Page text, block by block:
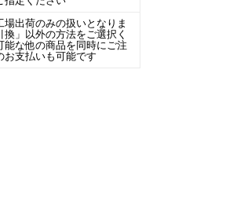
出荷のみの扱いとなりま
」以外の方法をご選択く
な他の商品を同時にご注
お支払いも可能です